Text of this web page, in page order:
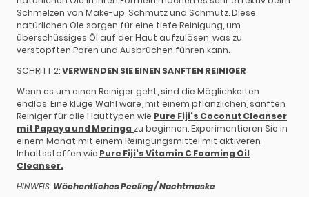
Schmelzen von Make-up, Schmutz und Schmutz. Diese
natürlichen Öle sorgen für eine tiefe Reinigung, um
überschüssiges Öl auf der Haut aufzulösen, was zu
verstopften Poren und Ausbrüchen führen kann.
SCHRITT 2:VERWENDEN SIE EINEN SANFTEN REINIGER
Wenn es um einen Reiniger geht, sind die Möglichkeiten
endlos. Eine kluge Wahl wäre, mit einem pflanzlichen, sanften
Reiniger für alle Hauttypen wie Pure Fiji's Coconut Cleanser
mit Papaya und Moringa zu beginnen. Experimentieren Sie in
einem Monat mit einem Reinigungsmittel mit aktiveren
Inhaltsstoffen wie Pure Fiji's Vitamin C Foaming Oil
Cleanser.
HINWEIS:Wöchentliches Peeling / Nachtmaske